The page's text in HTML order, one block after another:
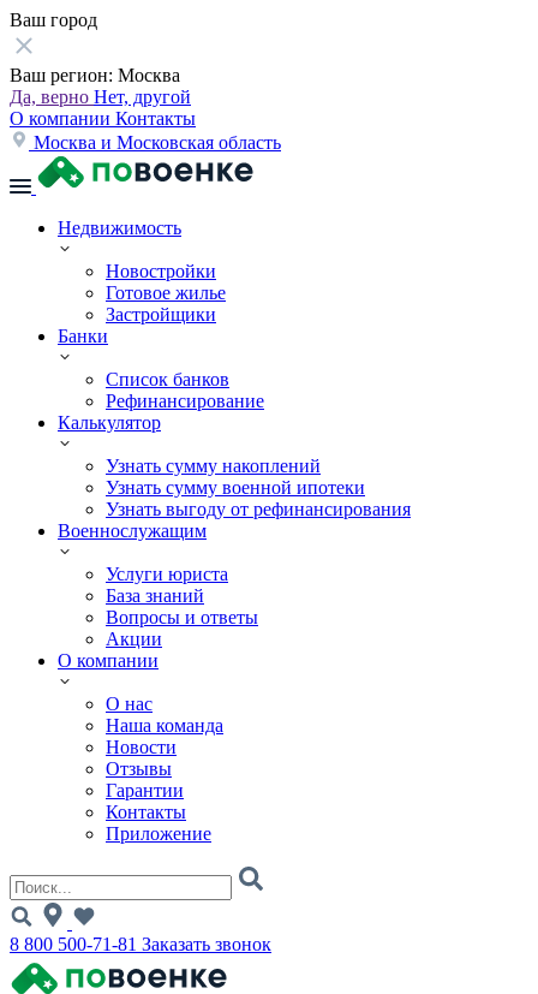
Ваш город
Ваш регион: Москва
Да, верно Нет, другой
О компании Контакты
Москва и Московская область
Недвижимость
Новостройки
Готовое жилье
Застройщики
Банки
Список банков
Рефинансирование
Калькулятор
Узнать сумму накоплений
Узнать сумму военной ипотеки
Узнать выгоду от рефинансирования
Военнослужащим
Услуги юриста
База знаний
Вопросы и ответы
Акции
О компании
О нас
Наша команда
Новости
Отзывы
Гарантии
Контакты
Приложение
8 800 500-71-81 Заказать звонок